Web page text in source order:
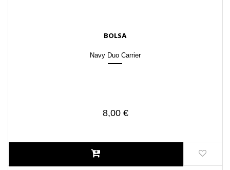
BOLSA
Navy Duo Carrier
8,00 €